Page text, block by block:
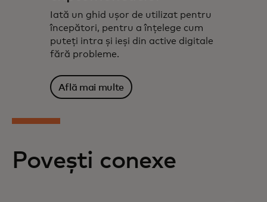
Iată un ghid ușor de utilizat pentru
începători, pentru a înțelege cum
puteți intra și ieși din active digitale
fără probleme.
Află mai multe
Povești conexe